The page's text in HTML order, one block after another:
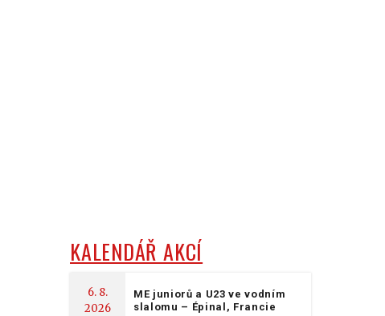
KALENDÁŘ AKCÍ
6. 8.
2026
ME juniorů a U23 ve vodním
slalomu – Épinal, Francie